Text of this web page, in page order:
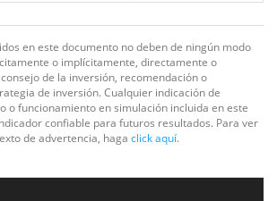
en este documento no deben de ningún modo
o implícitamente, directamente o
de la inversión, recomendación o
de inversión. Cualquier indicación de
o funcionamiento en simulación incluida en este
confiable para futuros resultados. Para ver
de advertencia, haga click aquí.